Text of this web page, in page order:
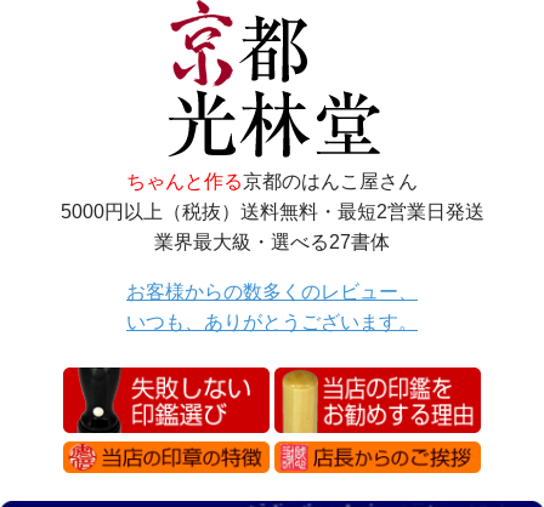
ちゃんと作る京都のはんこ屋さん
5000円以上（税抜）送料無料・最短2営業日発送
業界最大級・選べる27書体
お客様からの数多くのレビュー、
いつも、ありがとうございます。